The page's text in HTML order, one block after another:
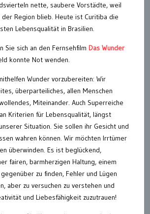
nette, saubere Vorstädte, weil
der Region blieb. Heute ist Curitiba die
Lebensqualität in Brasilien.
Sie sich an den Fernsehfilm Das Wunder
konnte Not wenden.
Wunder vorzubereiten: Wir
überparteiliches, allen Menschen
Miteinander. Auch Superreiche
Kriterien für Lebensqualität, längst
Situation. Sie sollen ihr Gesicht und
wahren können. Wir möchten Irrtümer
überwinden. Es ist beglückend,
fairen, barmherzigen Haltung, einem
zu finden, Fehler und Lügen
aber zu versuchen zu verstehen und
und Liebesfähigkeit zuzutrauen!